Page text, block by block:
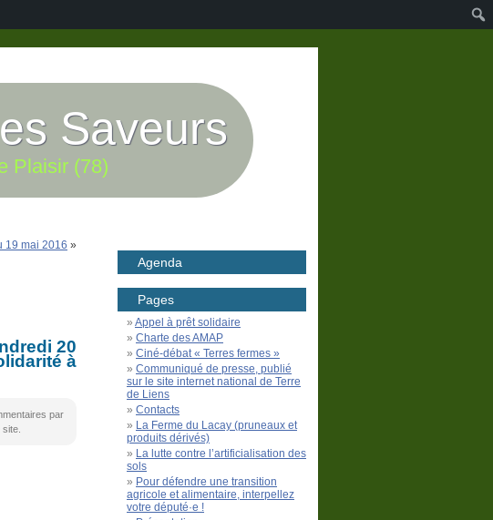
Saveurs
Plaisir (78)
19 mai 2016 »
20
à
par
Agenda
Pages
Appel à prêt solidaire
Charte des AMAP
Ciné-débat « Terres fermes »
Communiqué de presse, publié
sur le site internet national de Terre
de Liens
Contacts
La Ferme du Lacay (pruneaux et
produits dérivés)
La lutte contre l’artificialisation des
sols
Pour défendre une transition
agricole et alimentaire, interpellez
votre député·e !